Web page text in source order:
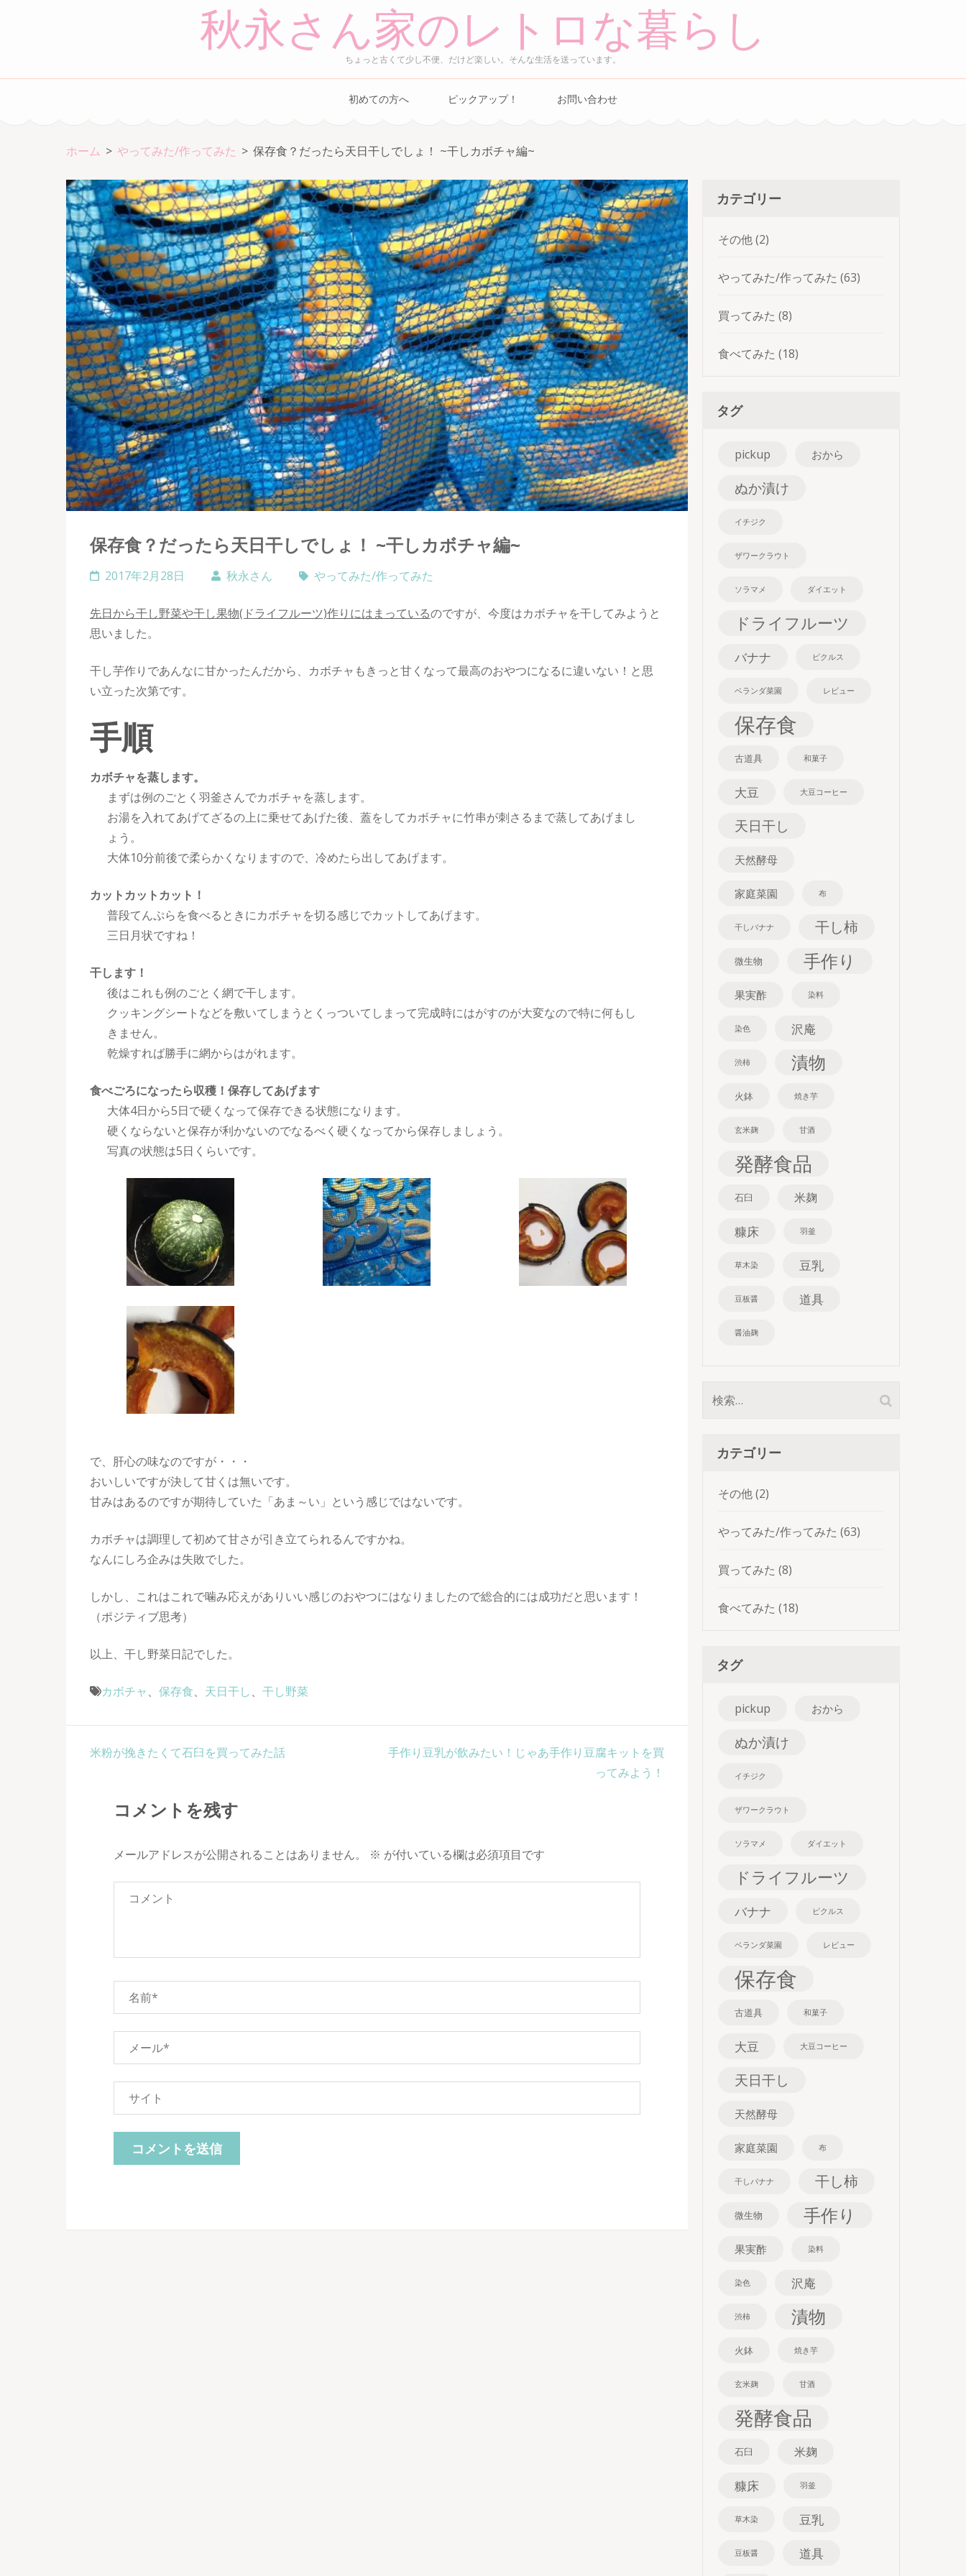
秋永さん家のレトロな暮らし
ちょっと古くて少し不便、だけど楽しい。そんな生活を送っています。
初めての方へ ピックアップ！ お問い合わせ
ホーム > やってみた/作ってみた > 保存食？だったら天日干しでしょ！ ~干しカボチャ編~
保存食？だったら天日干しでしょ！ ~干しカボチャ編~
2017年2月28日 秋永さん やってみた/作ってみた
先日から干し野菜や干し果物(ドライフルーツ)作りにはまっているのですが、今度はカボチャを干してみようと
思いました。
干し芋作りであんなに甘かったんだから、カボチャもきっと甘くなって最高のおやつになるに違いない！と思
い立った次第です。
手順
カボチャを蒸します。
まずは例のごとく羽釜さんでカボチャを蒸します。
お湯を入れてあげてざるの上に乗せてあげた後、蓋をしてカボチャに竹串が刺さるまで蒸してあげまし
ょう。
大体10分前後で柔らかくなりますので、冷めたら出してあげます。
カットカットカット！
普段てんぷらを食べるときにカボチャを切る感じでカットしてあげます。
三日月状ですね！
干します！
後はこれも例のごとく網で干します。
クッキングシートなどを敷いてしまうとくっついてしまって完成時にはがすのが大変なので特に何もし
きません。
乾燥すれば勝手に網からはがれます。
食べごろになったら収穫！保存してあげます
大体4日から5日で硬くなって保存できる状態になります。
硬くならないと保存が利かないのでなるべく硬くなってから保存しましょう。
写真の状態は5日くらいです。
で、肝心の味なのですが・・・
おいしいですが決して甘くは無いです。
甘みはあるのですが期待していた「あま～い」という感じではないです。
カボチャは調理して初めて甘さが引き立てられるんですかね。
なんにしろ企みは失敗でした。
しかし、これはこれで噛み応えがありいい感じのおやつにはなりましたので総合的には成功だと思います！
（ポジティブ思考）
以上、干し野菜日記でした。
カボチャ 、 保存食、 天日干し、 干し野菜
投
米粉が挽きたくて石臼を買ってみた話
手作り豆乳が飲みたい！じゃあ手作り豆腐キットを買
ってみよう！
コメントを残す
メールアドレスが公開されることはありません。 ※ が付いている欄は必須項目です
カテゴリー
その他(2)
やってみた/作ってみた (63)
買ってみた (8)
食べてみた (18)
タグ
pickup おから
ぬか漬け
イチジク
ザワークラウト
ソラマメ ダイエット
ドライフルーツ
バナナ ピクルス
ベランダ菜園 レビュー
保存食
古道具 和菓子
大豆 大豆コーヒー
天日干し
天然酵母
家庭菜園 布
干しバナナ 干し柿
微生物 手作り
果実酢 染料
染色 沢庵
渋柿 漬物
火鉢 焼き芋
玄米麹 甘酒
発酵食品
石臼 米麹
糠床 羽釜
草木染 豆乳
豆板醤 道具
醤油麹
検
カテゴリー
その他(2)
やってみた/作ってみた (63)
買ってみた (8)
食べてみた (18)
タグ
pickup おから
ぬか漬け
イチジク
ザワークラウト
ソラマメ ダイエット
ドライフルーツ
バナナ ピクルス
ベランダ菜園 レビュー
保存食
古道具 和菓子
大豆 大豆コーヒー
天日干し
天然酵母
家庭菜園 布
干しバナナ 干し柿
微生物 手作り
果実酢 染料
染色 沢庵
渋柿 漬物
火鉢 焼き芋
玄米麹 甘酒
発酵食品
石臼 米麹
糠床 羽釜
草木染 豆乳
豆板醤 道具